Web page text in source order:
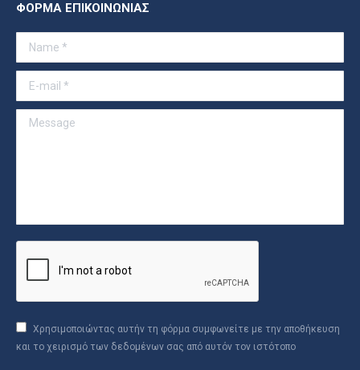
opens
in
ΦΟΡΜΑ ΕΠΙΚΟΙΝΩΝΙΑΣ
Name *
E-mail *
Message
Χρησιμοποιώντας αυτήν τη φόρμα συμφωνείτε με την αποθήκευση
και το χειρισμό των δεδομένων σας από αυτόν τον ιστότοπο